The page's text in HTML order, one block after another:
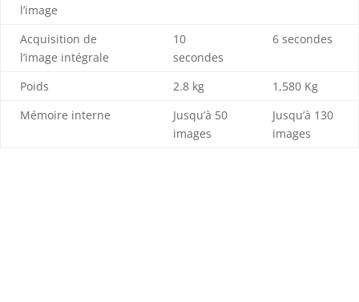
l’image
Acquisition de
l’image intégrale
10
secondes
6 secondes
Poids 2.8 kg
1,580 Kg
Mémoire interne
Jusqu’à 50
images
Jusqu’à 130
images